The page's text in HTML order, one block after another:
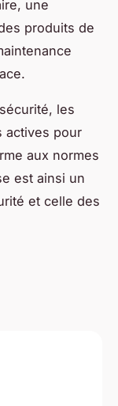
une
produits de
les
actives pour
aux normes
est ainsi un
et celle des